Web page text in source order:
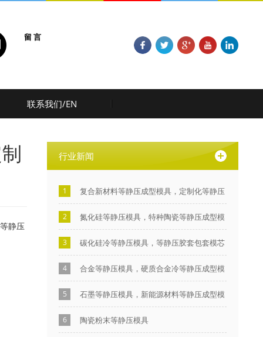
留 言
联系我们/EN
静压
行业新闻
1
复合新材料等静压成型模具，定制化等静压
模具方案设计
2
氮化硅等静压模具，特种陶瓷等静压成型模
具
3
碳化硅冷等静压模具，等静压胶套包套模芯
工装模具全套定制
4
合金等静压模具，硬质合金冷等静压成型模
具
5
石墨等静压模具，新能源材料等静压成型模
具
6 陶瓷粉末等静压模具